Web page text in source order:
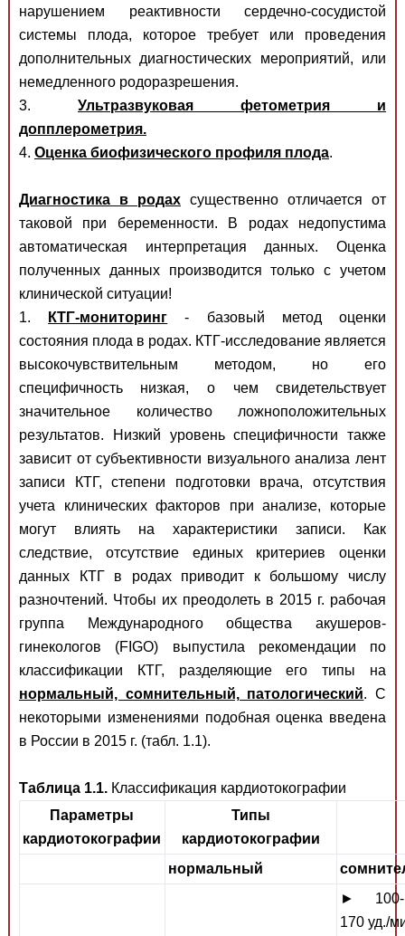
нарушением реактивности сердечно-сосудистой
системы плода, которое требует или проведения
дополнительных диагностических мероприятий, или
немедленного родоразрешения.
3. Ультразвуковая фетометрия и
допплерометрия.
4. Оценка биофизического профиля плода.
Диагностика в родах существенно отличается от
таковой при беременности. В родах недопустима
автоматическая интерпретация данных. Оценка
полученных данных производится только с учетом
клинической ситуации!
1.
КТΓ-мониторинг - базовый метод оценки
состояния плода в родах. КТГ-исследование является
высокочувствительным методом, но его
специфичность низкая, о чем свидетельствует
значительное количество ложноположительных
результатов. Низкий уровень специфичности также
зависит от субъективности визуального анализа лент
записи КТГ, степени подготовки врача, отсутствия
учета клинических факторов при анализе, которые
могут влиять на характеристики записи. Как
следствие, отсутствие единых критериев оценки
данных КТГ в родах приводит к большому числу
разночтений. Чтобы их преодолеть в 2015 г. рабочая
группа Международного общества акушеров-
гинекологов (FIGO) выпустила рекомендации по
классификации КТГ, разделяющие его типы на
нормальный, сомнительный, патологический. С
некоторыми изменениями подобная оценка введена
в России в 2015 г. (табл. 1.1).
Таблица 1.1.Классификация кардиотокографии
Параметры
кардиотокографии
Типы
кардиотокографии
нормальный
► 100-
170 уд./